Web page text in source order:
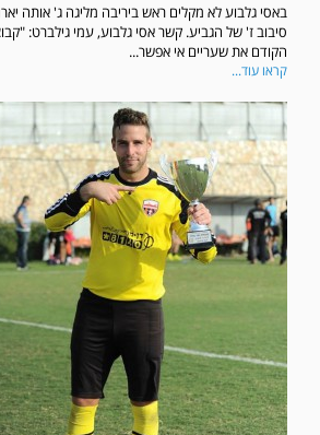
סיבוב ז' של הגביע. קשר אסי גלבוע, עמי גילברט:
הקודם את שעריים אי אפשר...
קראו עוד...